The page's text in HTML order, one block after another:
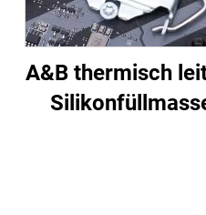
A&B thermisch